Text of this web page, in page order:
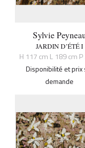
Sylvie
JARDIN D’ÉTÉ I
H 117 cm L 189 cm P
Disponibilité et prix
demande